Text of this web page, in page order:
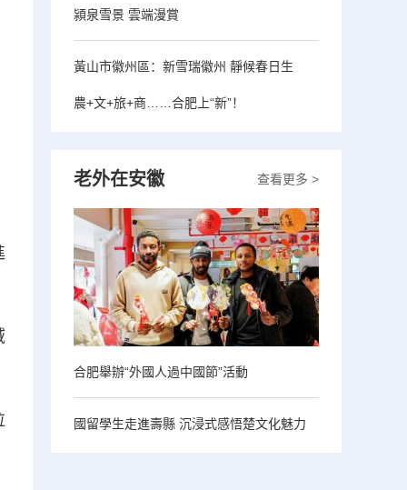
潁泉雪景 雲端漫賞
黃山市徽州區：新雪瑞徽州 靜候春日生
農+文+旅+商……合肥上“新”！
查看更多 >
老外在安徽
合肥舉辦“外國人過中國節”活動
國留學生走進壽縣 沉浸式感悟楚文化魅力